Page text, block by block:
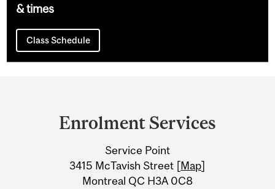
& times
Class Schedule
Information
Enrolment Services
Service Point
3415 McTavish Street [Map]
Montreal QC H3A 0C8